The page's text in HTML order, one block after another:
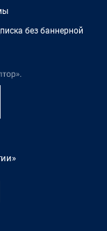
без баннерной